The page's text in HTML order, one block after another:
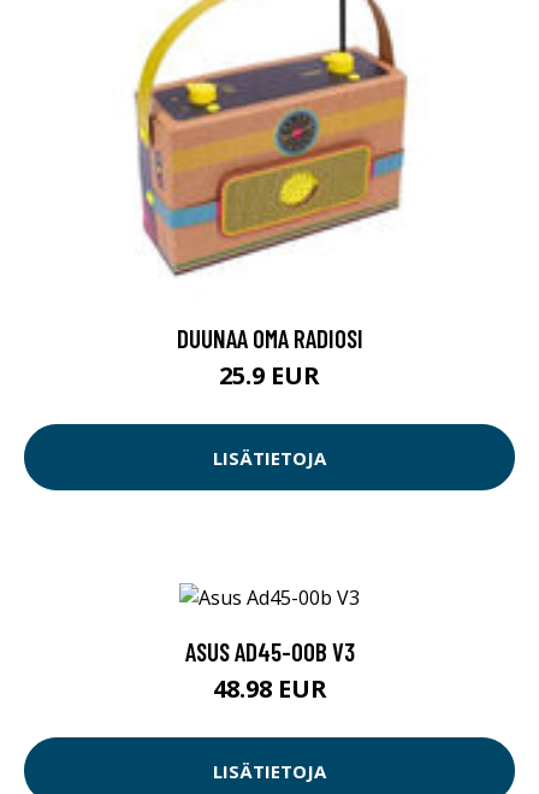
DUUNAA OMA RADIOSI
25.9 EUR
LISÄTIETOJA
ASUS AD45-00B V3
48.98 EUR
LISÄTIETOJA